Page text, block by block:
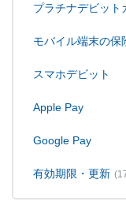
プラチナデビット
モバイル端末の保
スマホデビット
Apple Pay
Google Pay
有効期限・更新